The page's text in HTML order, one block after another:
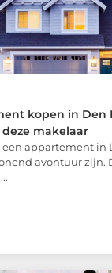
kopen in Den
makelaar
appartement in
avontuur zijn.